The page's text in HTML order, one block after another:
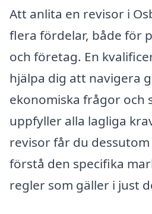
Att anlita en revisor i
flera fördelar, både för
och företag. En
hjälpa dig att navigera
ekonomiska frågor och
uppfyller alla lagliga
revisor får du
förstå den specifika
regler som gäller i just